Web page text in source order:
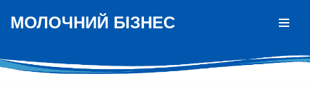
вмісту
МОЛОЧНИЙ БІЗНЕС